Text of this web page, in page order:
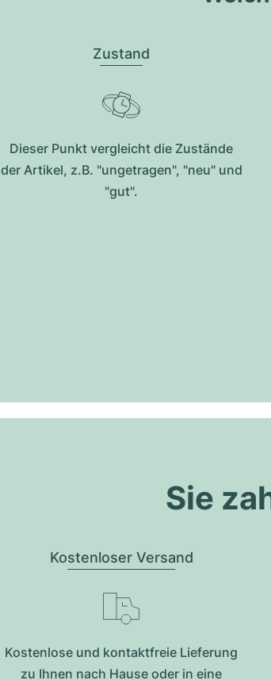
Zustand
Dieser Punkt vergleicht die Zustände
der Artikel, z.B. "ungetragen", "neu" und
"gut".
Sie
Kostenloser Versand
Kostenlose und kontaktfreie Lieferung
zu Ihnen nach Hause oder in eine